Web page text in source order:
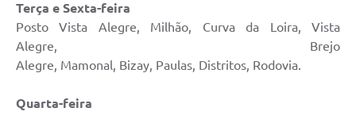
Terça e Sexta-feira
Posto Vista Alegre, Milhão, Curva da Loira, Vista
Alegre, Brejo
Alegre, Mamonal, Bizay, Paulas, Distritos, Rodovia.
Quarta-feira